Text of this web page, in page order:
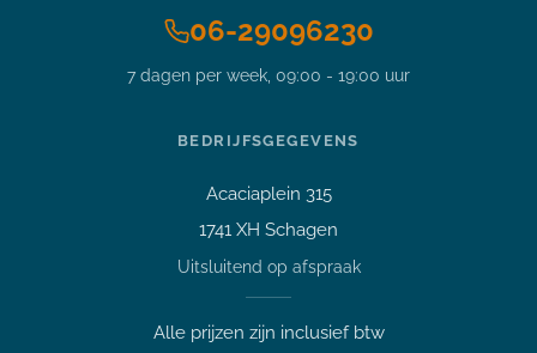
06-29096230
7 dagen per week, 09:00 - 19:00 uur
BEDRIJFSGEGEVENS
Acaciaplein 315
1741 XH Schagen
Uitsluitend op afspraak
Alle prijzen zijn inclusief btw
14 inch Dell 7420 i5-1145G7
Welk apparaat past bij mij?
Afspraak maken
Afhalen of bezichtigen